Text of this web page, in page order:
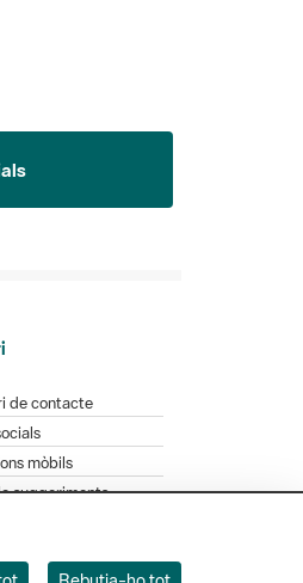
de contacte
mòbils
suggeriments